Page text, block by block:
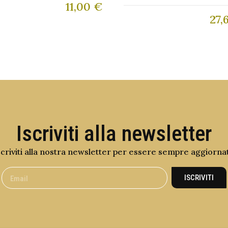
11,00 €
Iscriviti alla newsletter
alla nostra newsletter per essere sempre
ISCRIVITI